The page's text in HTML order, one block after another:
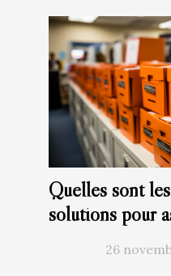
Quelles sont
solutions pour
gestion des
26